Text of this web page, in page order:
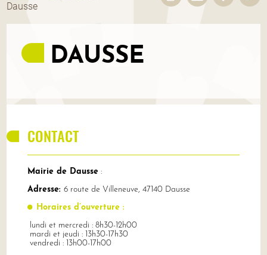
Dausse
DAUSSE
CONTACT
Mairie de Dausse:
Adresse: 6 route de Villeneuve, 47140 Dausse
Horaires d’ouverture :
lundi et mercredi : 8h30-12h00
mardi et jeudi : 13h30-17h30
vendredi : 13h00-17h00